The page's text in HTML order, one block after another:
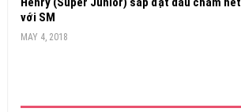
với SM
MAY 4, 2018